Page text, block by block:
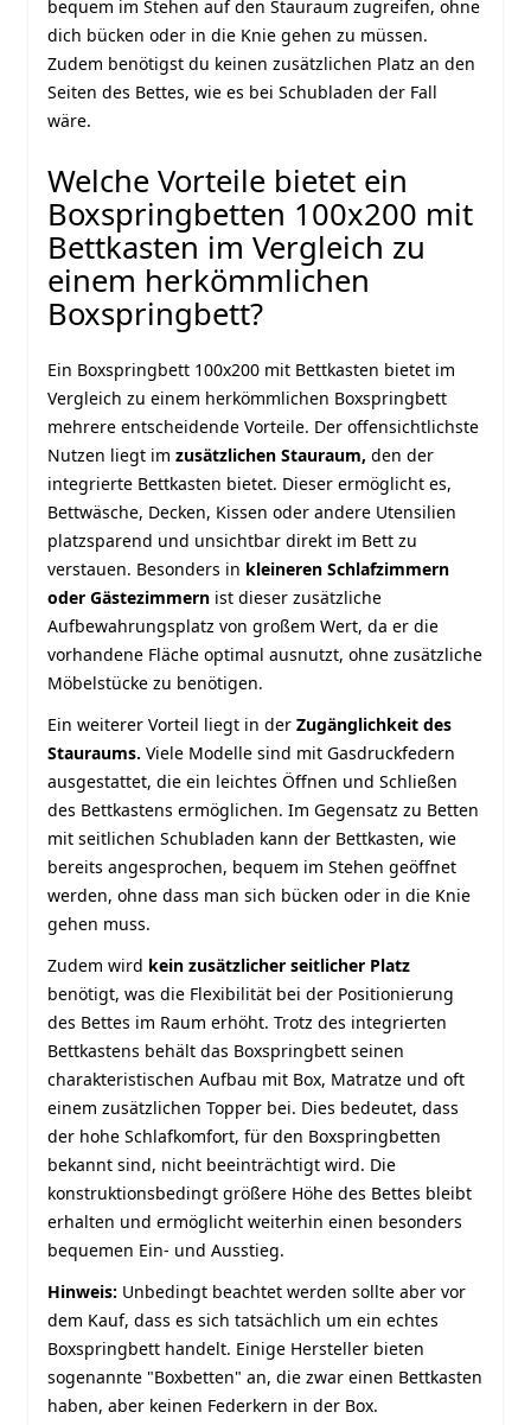
bequem im Stehen auf den Stauraum zugreifen, ohne
dich bücken oder in die Knie gehen zu müssen.
Zudem benötigst du keinen zusätzlichen Platz an den
Seiten des Bettes, wie es bei Schubladen der Fall
wäre.
Welche Vorteile bietet ein
Boxspringbetten 100x200 mit
Bettkasten im Vergleich zu
einem herkömmlichen
Boxspringbett?
Ein Boxspringbett 100x200 mit Bettkasten bietet im
Vergleich zu einem herkömmlichen Boxspringbett
mehrere entscheidende Vorteile. Der offensichtlichste
Nutzen liegt im zusätzlichen Stauraum, den der
integrierte Bettkasten bietet. Dieser ermöglicht es,
Bettwäsche, Decken, Kissen oder andere Utensilien
platzsparend und unsichtbar direkt im Bett zu
verstauen. Besonders in kleineren Schlafzimmern
oder Gästezimmern ist dieser zusätzliche
Aufbewahrungsplatz von großem Wert, da er die
vorhandene Fläche optimal ausnutzt, ohne zusätzliche
Möbelstücke zu benötigen.
Ein weiterer Vorteil liegt in der Zugänglichkeit des
Stauraums. Viele Modelle sind mit Gasdruckfedern
ausgestattet, die ein leichtes Öffnen und Schließen
des Bettkastens ermöglichen. Im Gegensatz zu Betten
mit seitlichen Schubladen kann der Bettkasten, wie
bereits angesprochen, bequem im Stehen geöffnet
werden, ohne dass man sich bücken oder in die Knie
gehen muss.
Zudem wird kein zusätzlicher seitlicher Platz
benötigt, was die Flexibilität bei der Positionierung
des Bettes im Raum erhöht. Trotz des integrierten
Bettkastens behält das Boxspringbett seinen
charakteristischen Aufbau mit Box, Matratze und oft
einem zusätzlichen Topper bei. Dies bedeutet, dass
der hohe Schlafkomfort, für den Boxspringbetten
bekannt sind, nicht beeinträchtigt wird. Die
konstruktionsbedingt größere Höhe des Bettes bleibt
erhalten und ermöglicht weiterhin einen besonders
bequemen Ein- und Ausstieg.
Hinweis: Unbedingt beachtet werden sollte aber vor
dem Kauf, dass es sich tatsächlich um ein echtes
Boxspringbett handelt. Einige Hersteller bieten
sogenannte "Boxbetten" an, die zwar einen Bettkasten
haben, aber keinen Federkern in der Box.